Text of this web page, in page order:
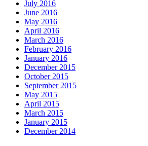
July 2016
June 2016
May 2016
April 2016
March 2016
February 2016
January 2016
December 2015
October 2015
September 2015
May 2015
April 2015
March 2015
January 2015
December 2014